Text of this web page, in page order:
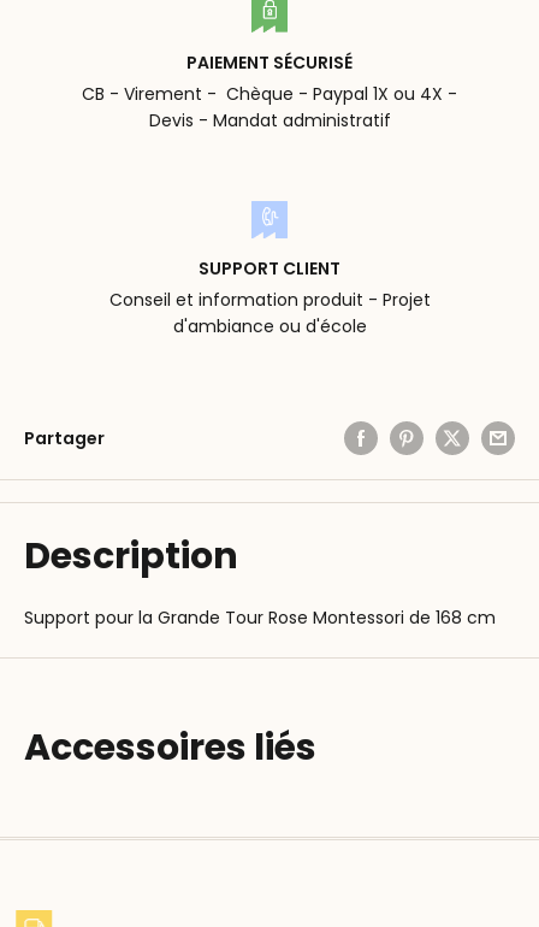
PAIEMENT SÉCURISÉ
CB - Virement - Chèque - Paypal 1X ou 4X -
Devis - Mandat administratif
SUPPORT CLIENT
Conseil et information produit - Projet
d'ambiance ou d'école
Partager
Description
Support pour la Grande Tour Rose Montessori de 168 cm
Accessoires liés